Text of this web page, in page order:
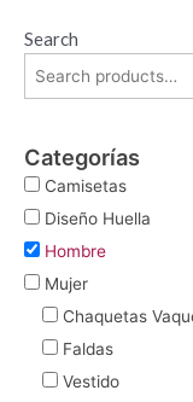
Search
Categorías
Camisetas
Diseño Huella
Hombre
Mujer
Chaquetas
Faldas
Vestido